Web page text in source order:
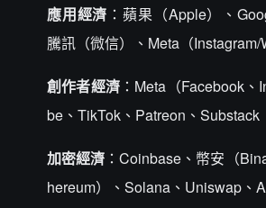
應用經濟 ：蘋果（Apple）、
騰訊（微信）、Meta（Instagram/
創作者經濟 ：Meta（Facebook
be、TikTok、Patreon、Substack
加密經濟 ：Coinbase、幣安（
hereum）、Solana、Uniswap、